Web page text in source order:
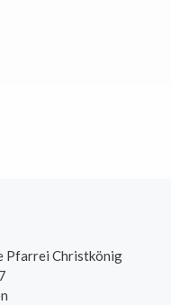
Pfarrei Christkönig